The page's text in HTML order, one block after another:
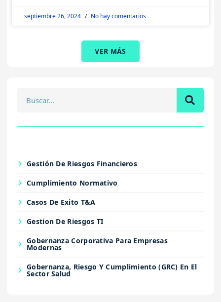
septiembre 26, 2024 No hay comentarios
VER MÁS
Gestión De Riesgos Financieros
Cumplimiento Normativo
Casos De Exito T&A
Gestion De Riesgos TI
Gobernanza Corporativa Para Empresas
Modernas
Gobernanza, Riesgo Y Cumplimiento (GRC) En El
Sector Salud